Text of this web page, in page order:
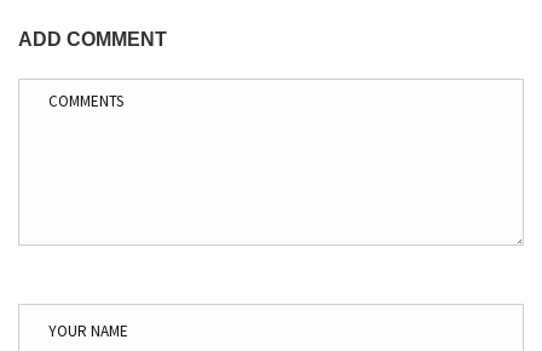
ADD COMMENT